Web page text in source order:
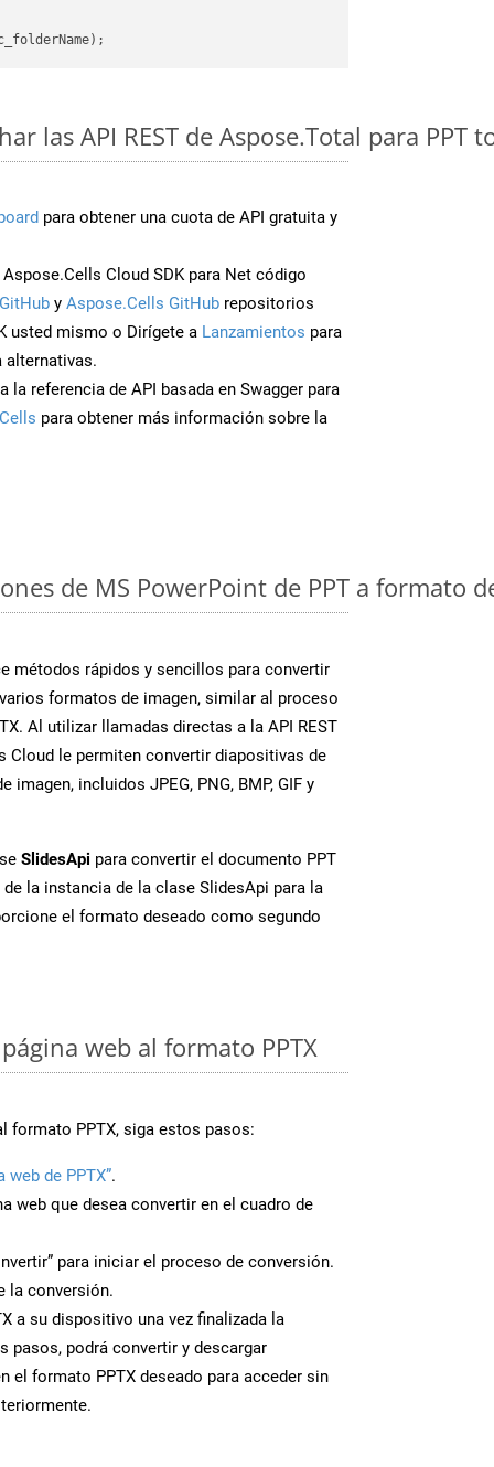
las API REST de Aspose.Total para PPT
para obtener una cuota de API gratuita y
Cloud SDK para Net código
y Aspose.Cells GitHub repositorios
usted mismo o Dirígete a Lanzamientos para
alternativas.
la referencia de API basada en Swagger para
para obtener más información sobre la
de MS PowerPoint de PPT a formato
métodos rápidos y sencillos para convertir
formatos de imagen, similar al proceso
Al utilizar llamadas directas a la API REST
Cloud le permiten convertir diapositivas de
incluidos JPEG, PNG, BMP, GIF y
SlidesApi para convertir el documento PPT
de la instancia de la clase SlidesApi para la
el formato deseado como segundo
web al formato PPTX
formato PPTX, siga estos pasos:
web de PPTX”.
web que desea convertir en el cuadro de
para iniciar el proceso de conversión.
la conversión.
a su dispositivo una vez finalizada la
pasos, podrá convertir y descargar
el formato PPTX deseado para acceder sin